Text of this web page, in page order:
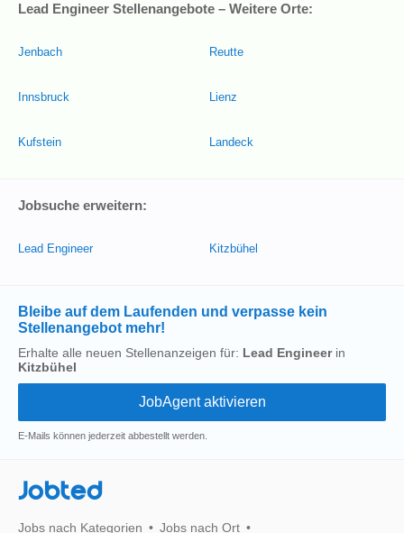
Lead Engineer Stellenangebote – Weitere Orte:
Jenbach
Innsbruck
Kufstein
Reutte
Lienz
Landeck
Jobsuche erweitern:
Lead Engineer Kitzbühel
Bleibe auf dem Laufenden und verpasse kein
Stellenangebot mehr!
Erhalte alle neuen Stellenanzeigen für: Lead Engineerin
Kitzbühel
E-Mails können jederzeit abbestellt werden.
Jobted
Jobs nach Kategorien Jobs nach Ort